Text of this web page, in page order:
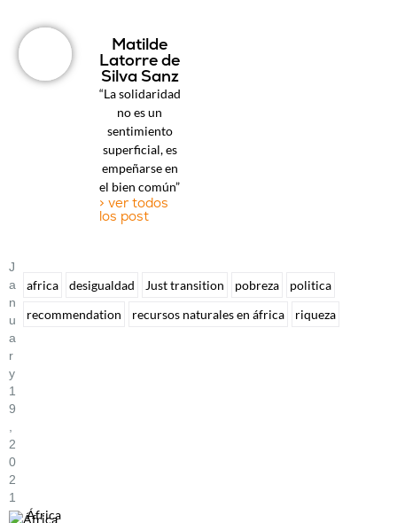
Matilde
Latorre de
Silva Sanz
“La solidaridad
no es un
sentimiento
superficial, es
empeñarse en
el bien común”
> ver todos
los post
J
A
N
U
A
R
Y
1
9
2
0
2
1
África
africa desigualdad Just transition pobreza
politica
recommendation
recursos naturales en áfrica riqueza